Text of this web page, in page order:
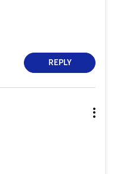
REPLY